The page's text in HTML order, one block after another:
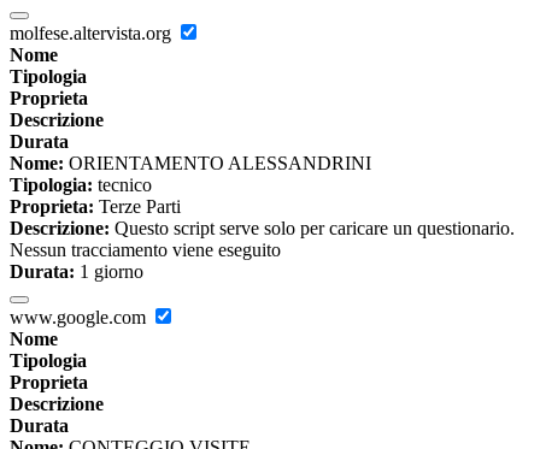
molfese.altervista.org
Nome
Tipologia
Proprieta
Descrizione
Durata
Nome: ORIENTAMENTO ALESSANDRINI
Tipologia: tecnico
Proprieta: Terze Parti
Descrizione: Questo script serve solo per caricare un questionario.
Nessun tracciamento viene eseguito
Durata: 1 giorno
www.google.com
Nome
Tipologia
Proprieta
Descrizione
Durata